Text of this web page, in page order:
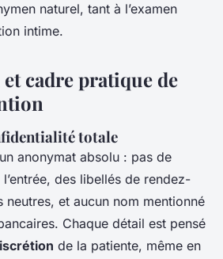
naturel, tant à l’examen
intime.
cadre pratique de
totale
anonymat absolu : pas de
des libellés de rendez-
et aucun nom mentionné
Chaque détail est pensé
de la patiente, même en